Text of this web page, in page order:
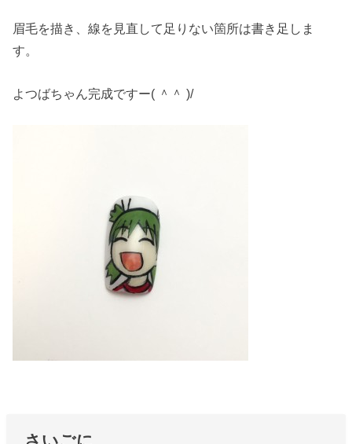
眉毛を描き、線を見直して足りない箇所は書き足しま
す。
よつばちゃん完成ですー( ＾＾ )/